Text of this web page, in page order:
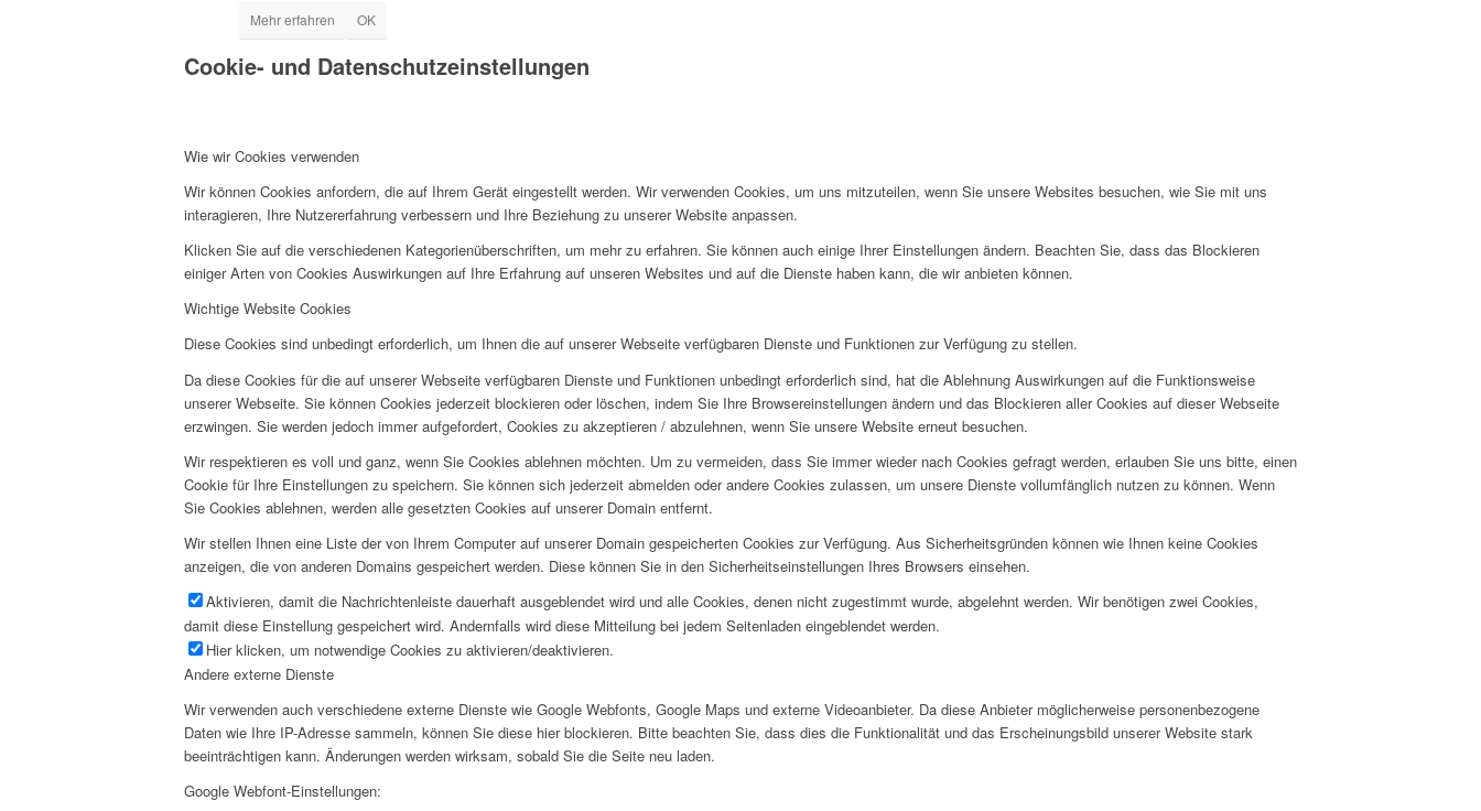
Mehr erfahren OK
Cookie- und Datenschutzeinstellungen
Wie wir Cookies verwenden
Wir können Cookies anfordern, die auf Ihrem Gerät eingestellt werden. Wir verwenden Cookies, um uns mitzuteilen, wenn Sie unsere Websites besuchen, wie Sie mit uns
interagieren, Ihre Nutzererfahrung verbessern und Ihre Beziehung zu unserer Website anpassen.
Klicken Sie auf die verschiedenen Kategorienüberschriften, um mehr zu erfahren. Sie können auch einige Ihrer Einstellungen ändern. Beachten Sie, dass das Blockieren
einiger Arten von Cookies Auswirkungen auf Ihre Erfahrung auf unseren Websites und auf die Dienste haben kann, die wir anbieten können.
Wichtige Website Cookies
Diese Cookies sind unbedingt erforderlich, um Ihnen die auf unserer Webseite verfügbaren Dienste und Funktionen zur Verfügung zu stellen.
Da diese Cookies für die auf unserer Webseite verfügbaren Dienste und Funktionen unbedingt erforderlich sind, hat die Ablehnung Auswirkungen auf die Funktionsweise
unserer Webseite. Sie können Cookies jederzeit blockieren oder löschen, indem Sie Ihre Browsereinstellungen ändern und das Blockieren aller Cookies auf dieser Webseite
erzwingen. Sie werden jedoch immer aufgefordert, Cookies zu akzeptieren / abzulehnen, wenn Sie unsere Website erneut besuchen.
Wir respektieren es voll und ganz, wenn Sie Cookies ablehnen möchten. Um zu vermeiden, dass Sie immer wieder nach Cookies gefragt werden, erlauben Sie uns bitte, einen
Cookie für Ihre Einstellungen zu speichern. Sie können sich jederzeit abmelden oder andere Cookies zulassen, um unsere Dienste vollumfänglich nutzen zu können. Wenn
Sie Cookies ablehnen, werden alle gesetzten Cookies auf unserer Domain entfernt.
Wir stellen Ihnen eine Liste der von Ihrem Computer auf unserer Domain gespeicherten Cookies zur Verfügung. Aus Sicherheitsgründen können wie Ihnen keine Cookies
anzeigen, die von anderen Domains gespeichert werden. Diese können Sie in den Sicherheitseinstellungen Ihres Browsers einsehen.
Aktivieren, damit die Nachrichtenleiste dauerhaft ausgeblendet wird und alle Cookies, denen nicht zugestimmt wurde, abgelehnt werden. Wir benötigen zwei Cookies,
damit diese Einstellung gespeichert wird. Andernfalls wird diese Mitteilung bei jedem Seitenladen eingeblendet werden.
Hier klicken, um notwendige Cookies zu aktivieren/deaktivieren.
Andere externe Dienste
Wir verwenden auch verschiedene externe Dienste wie Google Webfonts, Google Maps und externe Videoanbieter. Da diese Anbieter möglicherweise personenbezogene
Daten wie Ihre IP-Adresse sammeln, können Sie diese hier blockieren. Bitte beachten Sie, dass dies die Funktionalität und das Erscheinungsbild unserer Website stark
beeinträchtigen kann. Änderungen werden wirksam, sobald Sie die Seite neu laden.
Google Webfont-Einstellungen: